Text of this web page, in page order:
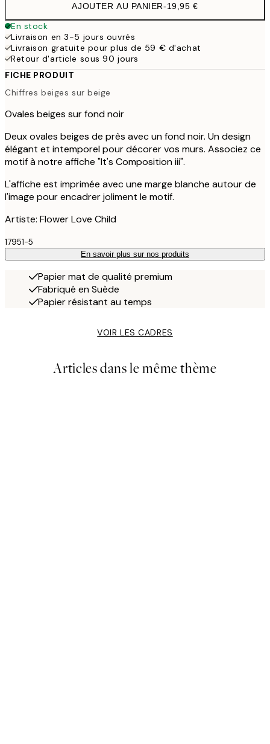
AJOUTER AU PANIER-19,95 €
En stock
Livraison en 3-5 jours ouvrés
Livraison gratuite pour plus de 59 € d'achat
Retour d'article sous 90 jours
FICHE PRODUIT
Chiffres beiges sur beige
Ovales beiges sur fond noir
Deux ovales beiges de près avec un fond noir. Un design
élégant et intemporel pour décorer vos murs. Associez ce
motif à notre affiche "It's Composition iii".
L'affiche est imprimée avec une marge blanche autour de
l'image pour encadrer joliment le motif.
Artiste: Flower Love Child
17951-5
En savoir plus sur nos produits
Papier mat de qualité premium
Fabriqué en Suède
Papier résistant au temps
VOIR LES CADRES
Articles dans le même thème